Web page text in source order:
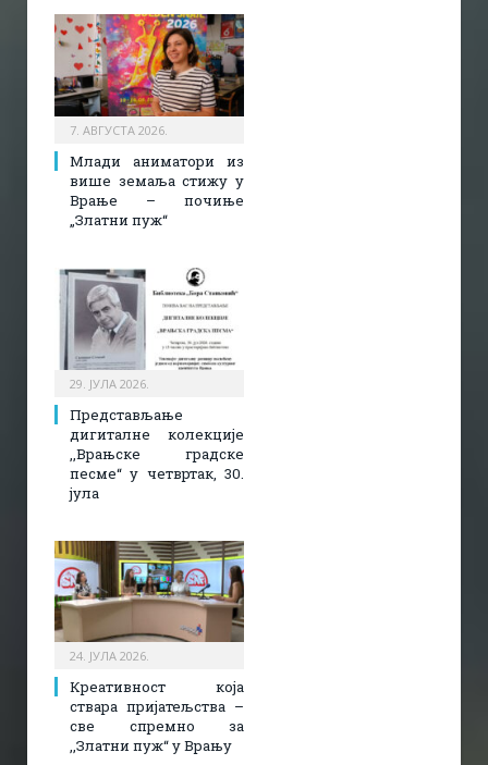
7. АВГУСТА 2026.
Млади аниматори из
више земаља стижу у
Врање – почиње
„Златни пуж“
29. ЈУЛА 2026.
Представљање
дигиталне колекције
,,Врањске градске
песме“ у четвртак, 30.
јула
24. ЈУЛА 2026.
Креативност која
ствара пријатељства –
све спремно за
,,Златни пуж“ у Врању